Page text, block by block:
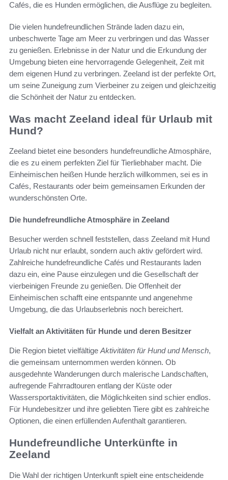
Cafés, die es Hunden ermöglichen, die Ausflüge zu begleiten.
Die vielen hundefreundlichen Strände laden dazu ein,
unbeschwerte Tage am Meer zu verbringen und das Wasser
zu genießen. Erlebnisse in der Natur und die Erkundung der
Umgebung bieten eine hervorragende Gelegenheit, Zeit mit
dem eigenen Hund zu verbringen. Zeeland ist der perfekte Ort,
um seine Zuneigung zum Vierbeiner zu zeigen und gleichzeitig
die Schönheit der Natur zu entdecken.
Was macht Zeeland ideal für Urlaub mit
Hund?
Zeeland bietet eine besonders hundefreundliche Atmosphäre,
die es zu einem perfekten Ziel für Tierliebhaber macht. Die
Einheimischen heißen Hunde herzlich willkommen, sei es in
Cafés, Restaurants oder beim gemeinsamen Erkunden der
wunderschönsten Orte.
Die hundefreundliche Atmosphäre in Zeeland
Besucher werden schnell feststellen, dass Zeeland mit Hund
Urlaub nicht nur erlaubt, sondern auch aktiv gefördert wird.
Zahlreiche hundefreundliche Cafés und Restaurants laden
dazu ein, eine Pause einzulegen und die Gesellschaft der
vierbeinigen Freunde zu genießen. Die Offenheit der
Einheimischen schafft eine entspannte und angenehme
Umgebung, die das Urlaubserlebnis noch bereichert.
Vielfalt an Aktivitäten für Hunde und deren Besitzer
Die Region bietet vielfältige Aktivitäten für Hund und Mensch,
die gemeinsam unternommen werden können. Ob
ausgedehnte Wanderungen durch malerische Landschaften,
aufregende Fahrradtouren entlang der Küste oder
Wassersportaktivitäten, die Möglichkeiten sind schier endlos.
Für Hundebesitzer und ihre geliebten Tiere gibt es zahlreiche
Optionen, die einen erfüllenden Aufenthalt garantieren.
Hundefreundliche Unterkünfte in
Zeeland
Die Wahl der richtigen Unterkunft spielt eine entscheidende